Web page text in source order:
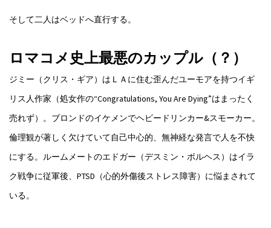
そして二人はベッドへ直行する。
ロマコメ史上最悪のカップル（？）
ジミー（クリス・ギア）はＬＡに住む歪んだユーモアを持つイギ
リス人作家（処女作の“Congratulations, You Are Dying”はまったく
売れず）。ブロンドのイケメンでヘビードリンカー&スモーカー。
倫理観が著しく欠けていて自己中心的、無神経な発言で人を不快
にする。ルームメートのエドガー（デスミン・ボルヘス）はイラ
ク戦争に従軍後、PTSD（心的外傷後ストレス障害）に悩まされて
いる。